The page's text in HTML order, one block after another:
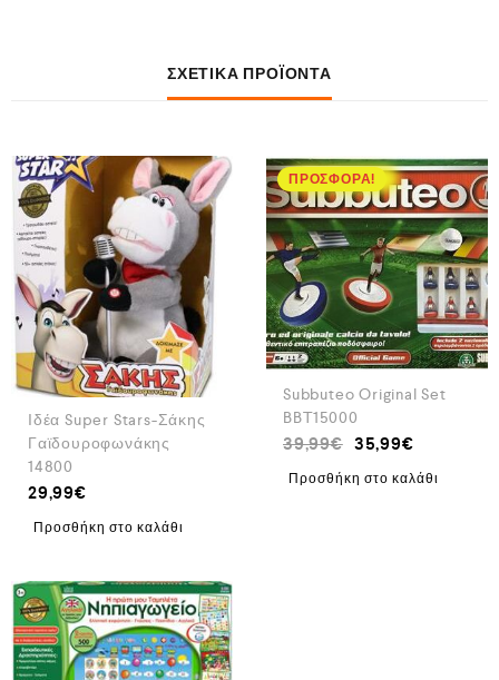
ΣΧΕΤΙΚΆ ΠΡΟΪΌΝΤΑ
Ιδέα Super Stars-Σάκης
Γαϊδουροφωνάκης
14800
29,99€
Προσθήκη στο καλάθι
ΠΡΟΣΦΟΡΆ!
Subbuteo Original Set
BBT15000
39,99€ 35,99€
Προσθήκη στο καλάθι